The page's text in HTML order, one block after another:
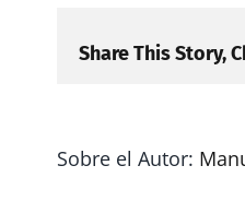
Share This Story,
Sobre el Autor: